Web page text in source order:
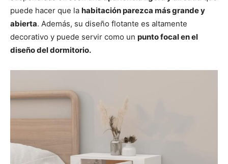
puede hacer que la habitación parezca más grande y
abierta. Además, su diseño flotante es altamente
decorativo y puede servir como un punto focal en el
diseño del dormitorio.